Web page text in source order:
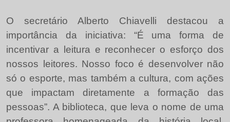
O secretário Alberto Chiavelli destacou a
importância da iniciativa: “É uma forma de
incentivar a leitura e reconhecer o esforço dos
nossos leitores. Nosso foco é desenvolver não
só o esporte, mas também a cultura, com ações
que impactam diretamente a formação das
pessoas”. A biblioteca, que leva o nome de uma